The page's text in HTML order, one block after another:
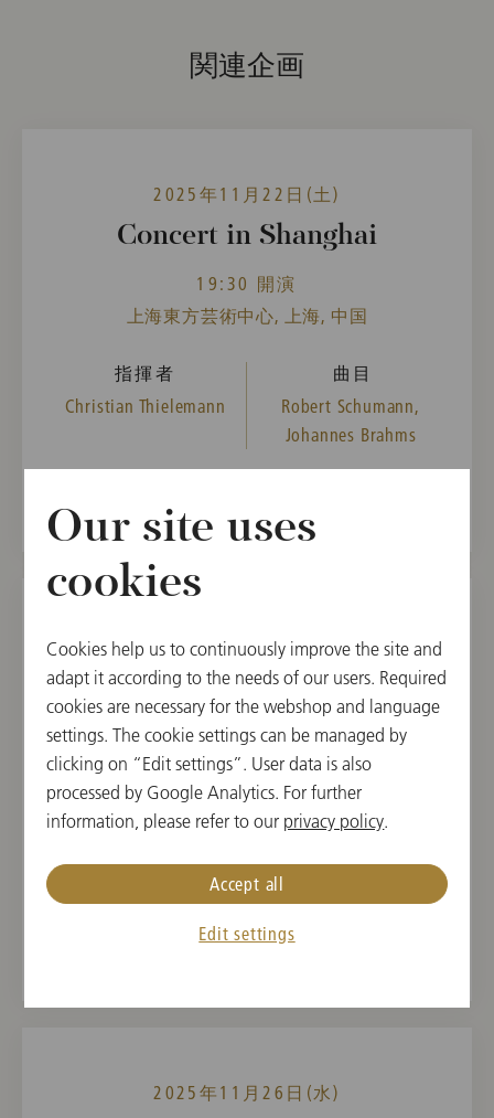
関連企画
2025年11月22日(土)
Concert in Shanghai
19:30 開演
上海東方芸術中心, 上海, 中国
指揮者
Christian Thielemann
曲目
Robert Schumann,
Johannes Brahms
2025年11月25日(火)
Concert in Beijing
19:30 開演
NCPA中国国家大劇院, 北京, 中国
指揮者
曲目
過去のイベント
2025年11月26日(水)
Our site uses
cookies
Cookies help us to continuously improve the site and
adapt it according to the needs of our users. Required
cookies are necessary for the webshop and language
settings. The cookie settings can be managed by
clicking on “Edit settings”. User data is also
processed by Google Analytics. For further
information, please refer to our privacy policy.
Edit settings
Accept all